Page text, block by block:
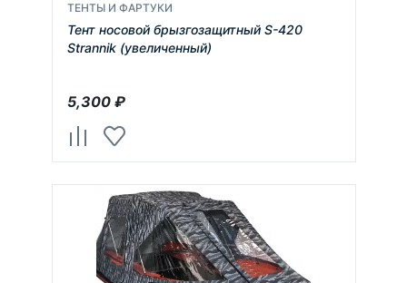
ТЕНТЫ И ФАРТУКИ
Тент носовой брызгозащитный S-420
Strannik (увеличенный)
5,300₽